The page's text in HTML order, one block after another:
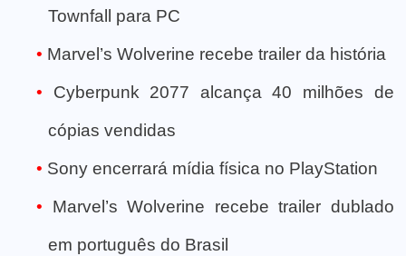
Townfall para PC
Marvel’s Wolverine recebe trailer da história
Cyberpunk 2077 alcança 40 milhões de
cópias vendidas
Sony encerrará mídia física no PlayStation
Marvel’s Wolverine recebe trailer dublado
em português do Brasil